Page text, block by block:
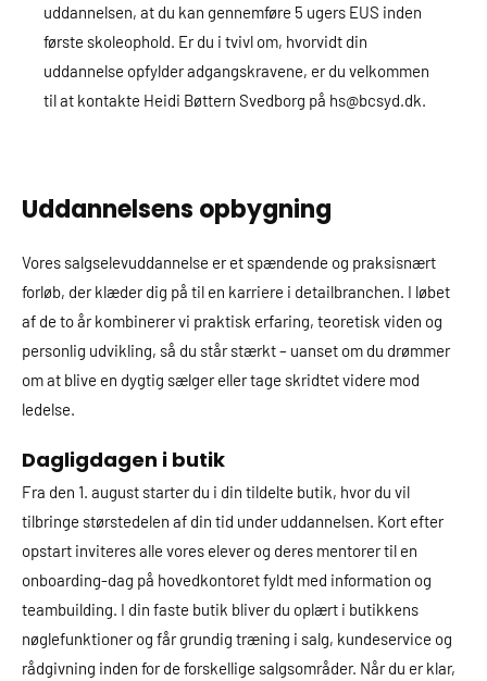
uddannelsen, at du kan gennemføre 5 ugers EUS inden
første skoleophold. Er du i tvivl om, hvorvidt din
uddannelse opfylder adgangskravene, er du velkommen
til at kontakte Heidi Bøttern Svedborg på hs@bcsyd.dk.
Uddannelsens opbygning
Vores salgselevuddannelse er et spændende og praksisnært
forløb, der klæder dig på til en karriere i detailbranchen. I løbet
af de to år kombinerer vi praktisk erfaring, teoretisk viden og
personlig udvikling, så du står stærkt – uanset om du drømmer
om at blive en dygtig sælger eller tage skridtet videre mod
ledelse.
Dagligdagen i butik
Fra den 1. august starter du i din tildelte butik, hvor du vil
tilbringe størstedelen af din tid under uddannelsen. Kort efter
opstart inviteres alle vores elever og deres mentorer til en
onboarding-dag på hovedkontoret fyldt med information og
teambuilding. I din faste butik bliver du oplært i butikkens
nøglefunktioner og får grundig træning i salg, kundeservice og
rådgivning inden for de forskellige salgsområder. Når du er klar,